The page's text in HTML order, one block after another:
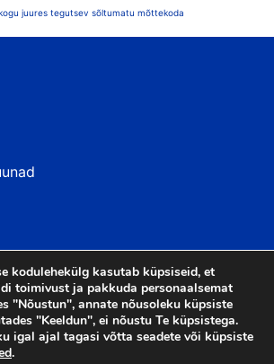
juures tegutsev sõltumatu mõttekoda
TAGASI ÜLES
kodulehekülg kasutab küpsiseid, et
toimivust ja pakkuda personaalsemat
"Nõustun", annate nõusoleku küpsiste
"Keeldun", ei nõustu Te küpsistega.
igal ajal tagasi võtta seadete või küpsiste
.